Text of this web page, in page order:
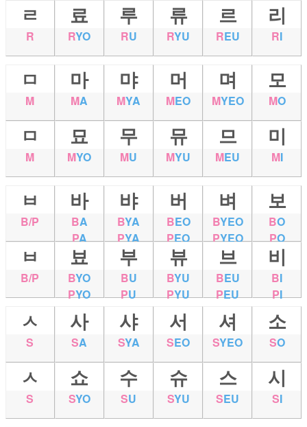
ㄹ
R
료
RYO
루
RU
류
RYU
르
REU
리
RI
ㅁ
M
마
MA
먀
MYA
머
MEO
며
MYEO
모
MO
ㅁ
M
묘
MYO
무
MU
뮤
MYU
므
MEU
미
MI
ㅂ
B/P
바
BA
PA
뱌
BYA
PYA
버
BEO
PEO
벼
BYEO
PYEO
보
BO
PO
ㅂ
B/P
뵤
BYO
PYO
부
BU
PU
뷰
BYU
PYU
브
BEU
PEU
비
BI
PI
ㅅ
S
사
SA
샤
SYA
서
SEO
셔
SYEO
소
SO
ㅅ
S
쇼
SYO
수
SU
슈
SYU
스
SEU
시
SI